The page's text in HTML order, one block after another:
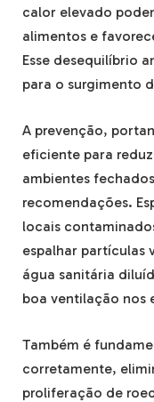
calor elevado
alimentos e
Esse desequilíbrio
para o surgimento
A prevenção,
eficiente para
ambientes
recomendações.
locais
espalhar partículas
água sanitária
boa ventilação nos
Também é
corretamente,
proliferação de